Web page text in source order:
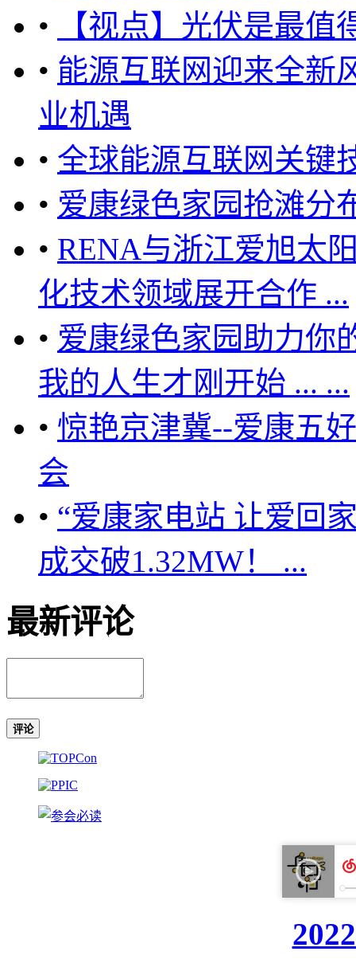
•
【视点】光伏是最
• 能源互联网迎来全新
业机遇
• 全球能源互联网关键
• 爱康绿色家园抢滩分
• RENA与浙江爱旭太
化技术领域展开合作 ...
• 爱康绿色家园助力
我的人生才刚开始 ... ...
• 惊艳京津冀--爱康五
会
• “爱康家电站 让爱回
成交破1.32MW！ ...
最新评论
评论